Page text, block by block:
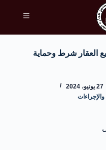
العقار شرط وحماية
27 يونيو، 2024